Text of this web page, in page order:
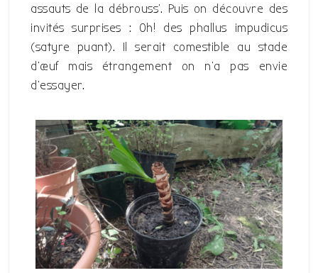
assauts de la débrouss’. Puis on découvre des
invités surprises : Oh! des phallus impudicus
(satyre puant). Il serait comestible au stade
d’œuf mais étrangement on n’a pas envie
d’essayer.